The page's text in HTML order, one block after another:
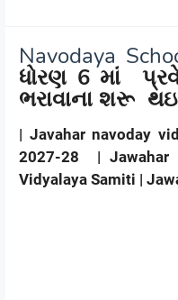
Navodaya
ધોરણ 6 માં
ભરાવાના શરૂ થઇ
| Javahar navoday
2027-28
| Jawahar
Vidyalaya Samiti |